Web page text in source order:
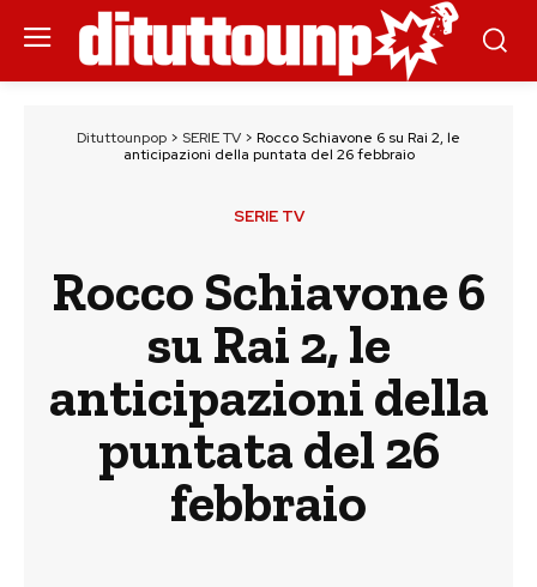
Dituttounpop > SERIE TV > Rocco Schiavone 6 su Rai 2, le
anticipazioni della puntata del 26 febbraio
SERIE TV
Rocco Schiavone 6
su Rai 2, le
anticipazioni della
puntata del 26
febbraio